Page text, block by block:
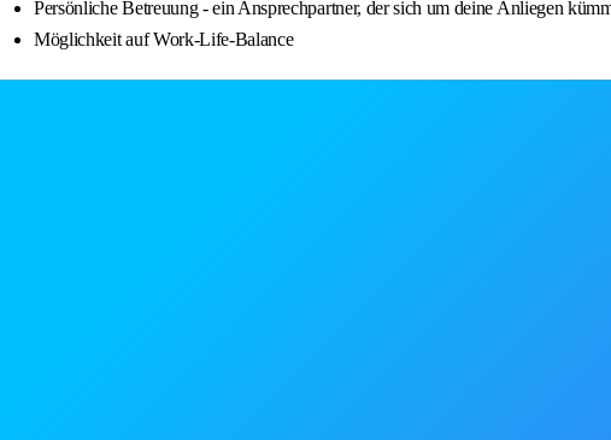
Persönliche Betreuung - ein Ansprechpartner, der sich um deine Anliegen
Möglichkeit auf Work-Life-Balance